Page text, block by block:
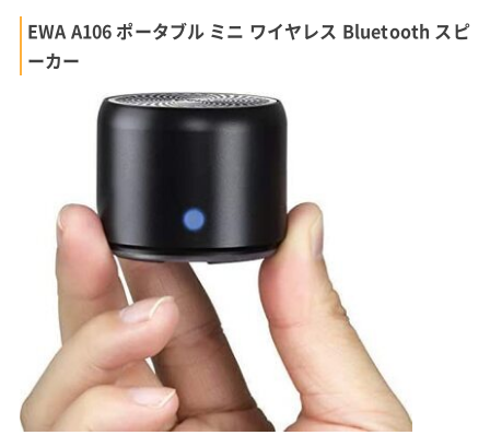
EWA A106 ポータブル ミニ ワイヤレス Bluetooth スピ
ーカー